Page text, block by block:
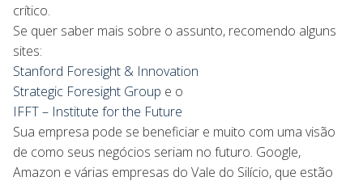
crítico.
Se quer saber mais sobre o assunto, recomendo alguns
sites:
Stanford Foresight & Innovation
Strategic Foresight Group e o
IFFT – Institute for the Future
Sua empresa pode se beneficiar e muito com uma visão
de como seus negócios seriam no futuro. Google,
Amazon e várias empresas do Vale do Silício, que estão